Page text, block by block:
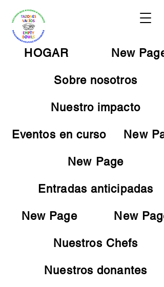
HOGAR New Page
Sobre nosotros
Nuestro impacto
Eventos en curso New
New Page
Entradas anticipadas
New Page New Page
Nuestros Chefs
Nuestros donantes